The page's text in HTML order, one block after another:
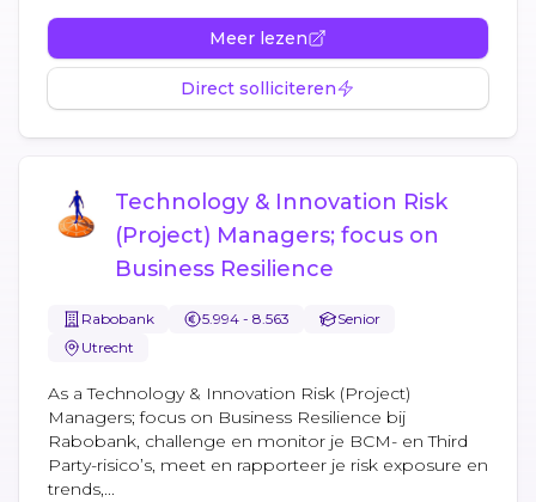
Meer lezen
Direct solliciteren
Technology & Innovation Risk
(Project) Managers; focus on
Business Resilience
Rabobank 5.994 - 8.563
Senior
Utrecht
As a Technology & Innovation Risk (Project)
Managers; focus on Business Resilience bij
Rabobank, challenge en monitor je BCM- en Third
Party-risico’s, meet en rapporteer je risk exposure en
trends,...